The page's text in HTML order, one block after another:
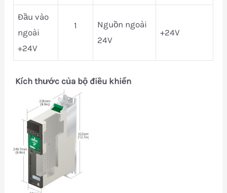
Đầu vào
ngoài
+24V
1
Nguồn ngoài
24V
+24V
Kích thước của bộ điều khiển